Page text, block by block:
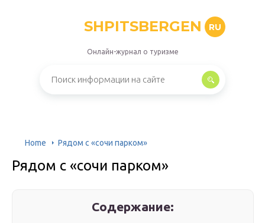
SHPITSBERGEN RU
Онлайн-журнал о туризме
Home Рядом с «сочи парком»
Рядом с «сочи парком»
Содержание: